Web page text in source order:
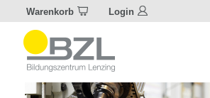
Warenkorb Login